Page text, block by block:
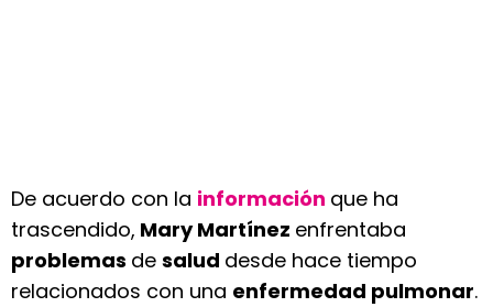
De acuerdo con la información que ha
trascendido, Mary Martínez enfrentaba
problemas de salud desde hace tiempo
relacionados con una enfermedad pulmonar.